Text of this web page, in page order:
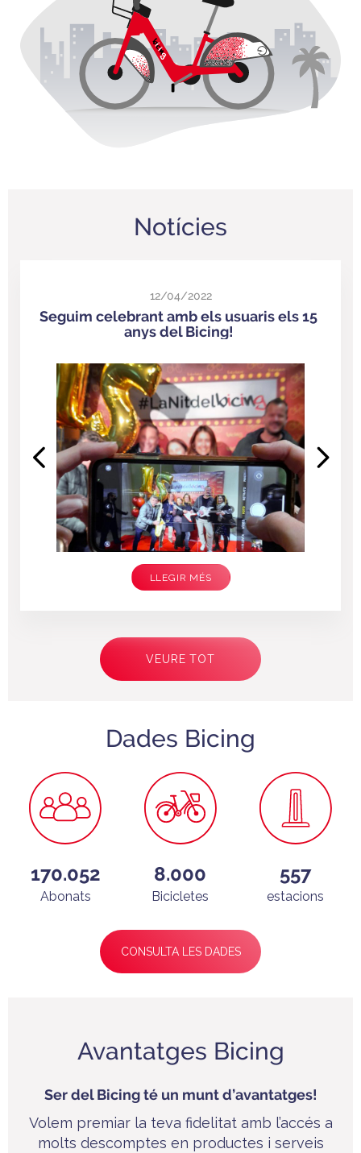
Notícies
12/04/2022
Seguim celebrant amb els usuaris els 15
anys del Bicing!
LLEGIR MÉS
VEURE TOT
Dades Bicing
170.052
Abonats
8.000
Bicicletes
557
estacions
CONSULTA LES DADES
Avantatges Bicing
Ser del Bicing té un munt d’avantatges!
Volem premiar la teva fidelitat amb l’accés a
molts descomptes en productes i serveis